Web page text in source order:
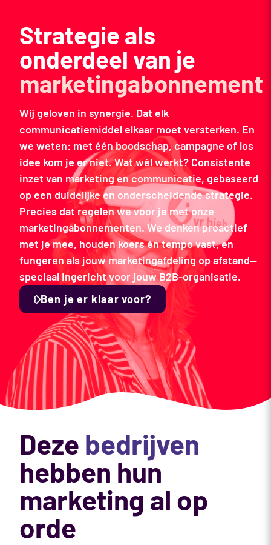
Strategie als
onderdeel van je
marketingabonnement
Wij geloven in synergie. Dat elk
communicatiemiddel elkaar moet versterken. En
we weten: met één boodschap, campagne of los
idee kom je er niet. Wat wél werkt? Consistente
inzet van marketing en communicatie, gebaseerd
op een duidelijke en onderscheidende strategie.
Precies dat regelen we voor je met onze
marketingabonnementen. We denken proactief
met je mee, houden koers én tempo vast, en
fungeren als jouw marketingafdeling op afstand—
speciaal ingericht voor jouw B2B-organisatie.
Ben je er klaar voor?
Deze bedrijven
hebben hun
marketing al op
orde